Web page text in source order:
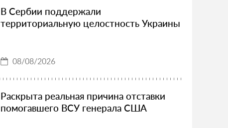
В Сербии поддержали
территориальную целостность Украины
08/08/2026
Раскрыта реальная причина отставки
помогавшего ВСУ генерала США